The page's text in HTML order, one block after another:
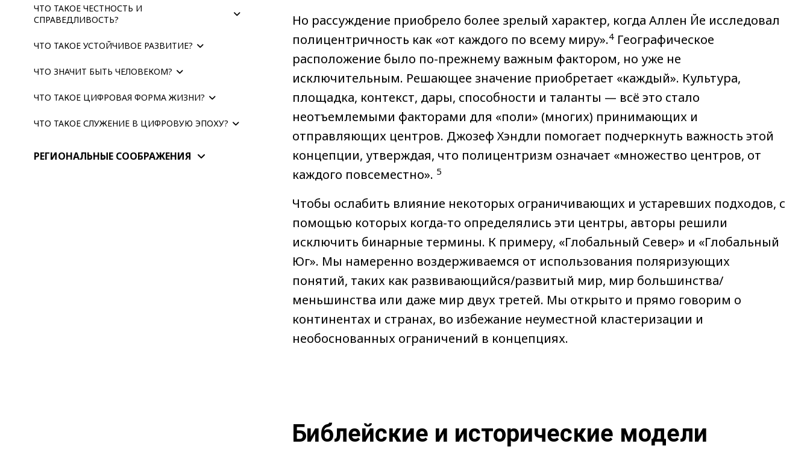
ЧТО ТАКОЕ ЧЕСТНОСТЬ И
СПРАВЕДЛИВОСТЬ?
ЧТО ТАКОЕ УСТОЙЧИВОЕ РАЗВИТИЕ?
ЧТО ЗНАЧИТ БЫТЬ ЧЕЛОВЕКОМ?
ЧТО ТАКОЕ ЦИФРОВАЯ ФОРМА ЖИЗНИ?
ЧТО ТАКОЕ СЛУЖЕНИЕ В ЦИФРОВУЮ ЭПОХУ?
РЕГИОНАЛЬНЫЕ СООБРАЖЕНИЯ
Но рассуждение приобрело более зрелый характер, когда Аллен Йе исследовал
полицентричность как «от каждого по всему миру».4Географическое
расположение было по-прежнему важным фактором, но уже не
исключительным. Решающее значение приобретает «каждый». Культура,
площадка, контекст, дары, способности и таланты — всё это стало
неотъемлемыми факторами для «поли» (многих) принимающих и
отправляющих центров. Джозеф Хэндли помогает подчеркнуть важность этой
концепции, утверждая, что полицентризм означает «множество центров, от
каждого повсеместно». 5
Чтобы ослабить влияние некоторых ограничивающих и устаревших подходов, с
помощью которых когда-то определялись эти центры, авторы решили
исключить бинарные термины. К примеру, «Глобальный Север» и «Глобальный
Юг». Мы намеренно воздерживаемся от использования поляризующих
понятий, таких как развивающийся/развитый мир, мир большинства/
меньшинства или даже мир двух третей. Мы открыто и прямо говорим о
континентах и странах, во избежание неуместной кластеризации и
необоснованных ограничений в концепциях.
Библейские и исторические модели